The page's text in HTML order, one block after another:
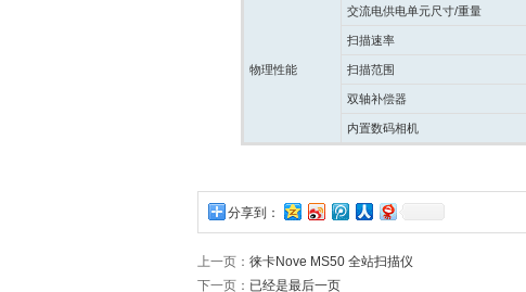
物理性能
交流电供电单元尺寸/重量
扫描速率
扫描范围
双轴补偿器
内置数码相机
分享到：
上一页： 徕卡Nove MS50 全站扫描仪
下一页： 已经是最后一页